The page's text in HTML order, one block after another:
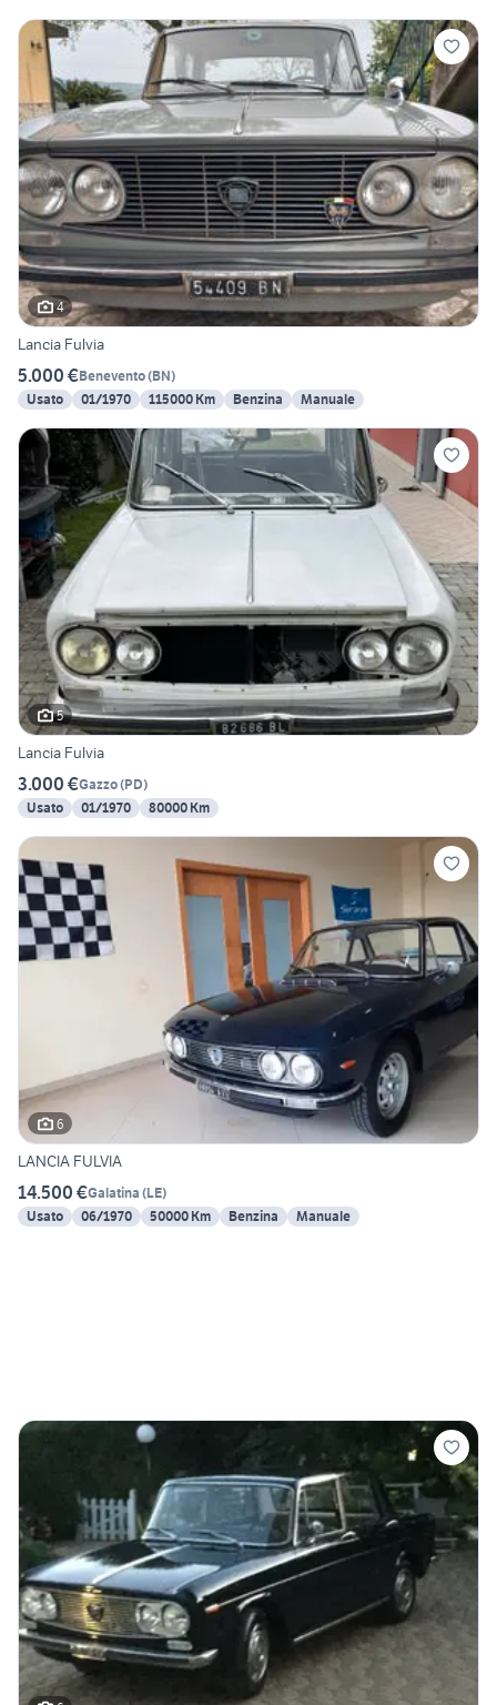
4
Lancia Fulvia
5.000 €Benevento(BN)
Usato
01/1970 115000 Km Benzina Manuale
5
Lancia Fulvia
3.000 €Gazzo(PD)
Usato
01/1970 80000 Km
6
LANCIA FULVIA
14.500 €Galatina (LE)
Usato
06/1970 50000 Km Benzina Manuale